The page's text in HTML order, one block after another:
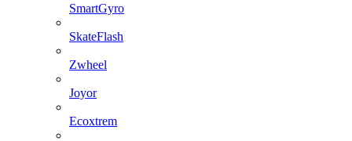
SmartGyro
SkateFlash
Zwheel
Joyor
Ecoxtrem